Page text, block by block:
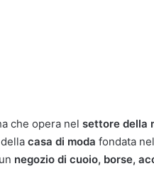
che opera nel settore della
casa di moda fondata
negozio di cuoio, borse,